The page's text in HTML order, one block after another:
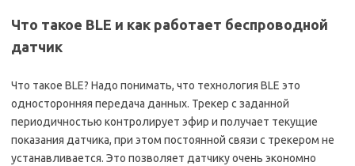
Что такое BLE и как работает беспроводной
датчик
Что такое BLE? Надо понимать, что технология BLE это
односторонняя передача данных. Трекер с заданной
периодичностью контролирует эфир и получает текущие
показания датчика, при этом постоянной связи с трекером не
устанавливается. Это позволяет датчику очень экономно